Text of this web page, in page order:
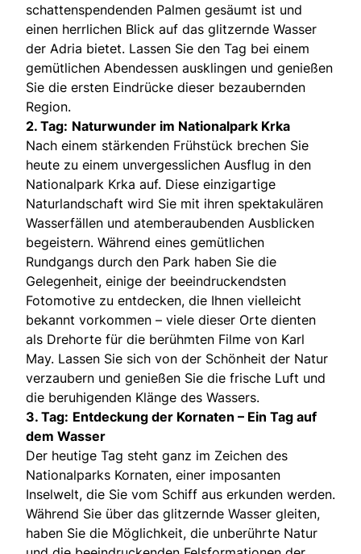
schattenspendenden Palmen gesäumt ist und
einen herrlichen Blick auf das glitzernde Wasser
der Adria bietet. Lassen Sie den Tag bei einem
gemütlichen Abendessen ausklingen und genießen
Sie die ersten Eindrücke dieser bezaubernden
Region.
2. Tag: Naturwunder im Nationalpark Krka
Nach einem stärkenden Frühstück brechen Sie
heute zu einem unvergesslichen Ausflug in den
Nationalpark Krka auf. Diese einzigartige
Naturlandschaft wird Sie mit ihren spektakulären
Wasserfällen und atemberaubenden Ausblicken
begeistern. Während eines gemütlichen
Rundgangs durch den Park haben Sie die
Gelegenheit, einige der beeindruckendsten
Fotomotive zu entdecken, die Ihnen vielleicht
bekannt vorkommen – viele dieser Orte dienten
als Drehorte für die berühmten Filme von Karl
May. Lassen Sie sich von der Schönheit der Natur
verzaubern und genießen Sie die frische Luft und
die beruhigenden Klänge des Wassers.
3. Tag: Entdeckung der Kornaten – Ein Tag auf
dem Wasser
Der heutige Tag steht ganz im Zeichen des
Nationalparks Kornaten, einer imposanten
Inselwelt, die Sie vom Schiff aus erkunden werden.
Während Sie über das glitzernde Wasser gleiten,
haben Sie die Möglichkeit, die unberührte Natur